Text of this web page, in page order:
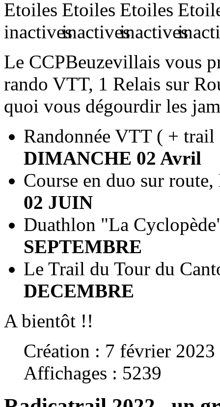
Le CCPBeuzevillais vous
rando VTT, 1 Relais sur
quoi vous dégourdir les
Randonnée VTT ( + trail
DIMANCHE 02 Avril
Course en duo sur
02 JUIN
Duathlon "La
SEPTEMBRE
Le Trail du Tour du
DECEMBRE
A bientôt !!
Création : 7 février 2023
Affichages : 5239